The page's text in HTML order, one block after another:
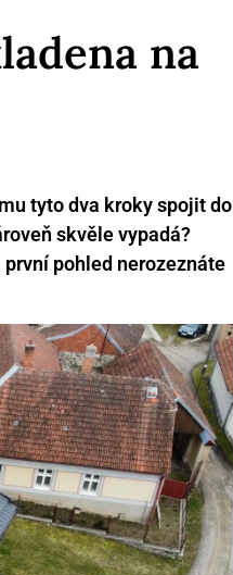
na
tyto dva kroky spojit do
skvěle vypadá?
pohled nerozeznáte